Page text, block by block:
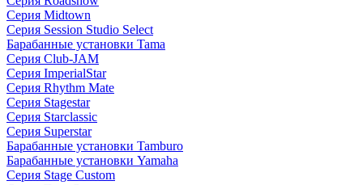
Серия Midtown
Серия Session Studio Select
Барабанные установки Tama
Серия Club-JAM
Серия ImperialStar
Серия Rhythm Mate
Серия Stagestar
Серия Starclassic
Серия Superstar
Барабанные установки Tamburo
Барабанные установки Yamaha
Серия Stage Custom